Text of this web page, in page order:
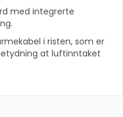
med integrerte
i risten, som er
at luftinntaket